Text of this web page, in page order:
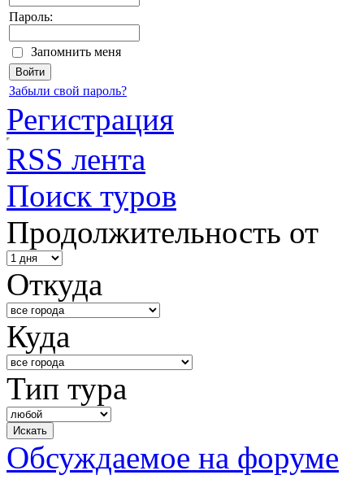
Пароль:
Запомнить меня
Забыли свой пароль?
Регистрация
RSS лента
Поиск туров
Продолжительность от
Откуда
Куда
Тип тура
Обсуждаемое на форуме